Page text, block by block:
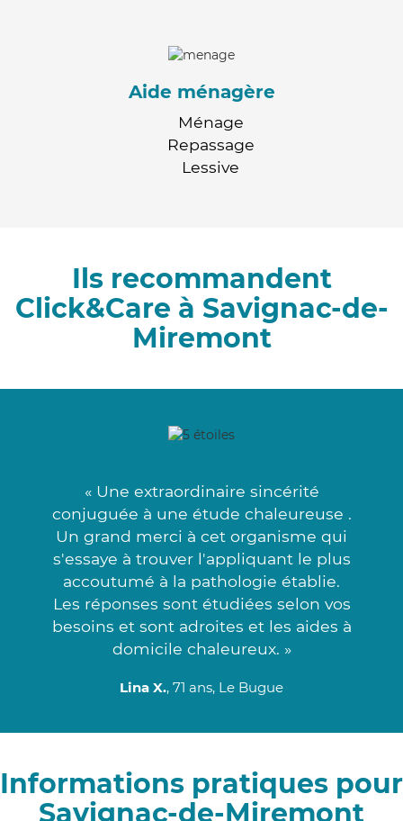
Aide ménagère
Ménage
Repassage
Lessive
Ils recommandent
Click&Care à Savignac-de-
Miremont
« Une extraordinaire sincérité
conjuguée à une étude chaleureuse .
Un grand merci à cet organisme qui
s'essaye à trouver l'appliquant le plus
accoutumé à la pathologie établie.
Les réponses sont étudiées selon vos
besoins et sont adroites et les aides à
domicile chaleureux. »
Lina X., 71 ans, Le Bugue
Informations pratiques pour
Savignac-de-Miremont